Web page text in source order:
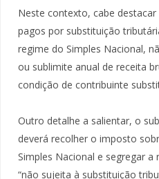
Neste contexto, cabe destacar
pagos por substituição
regime do Simples Nacional,
ou sublimite anual de receita
condição de contribuinte
Outro detalhe a salientar, o
deverá recolher o imposto
Simples Nacional e segregar
“não sujeita à substituição